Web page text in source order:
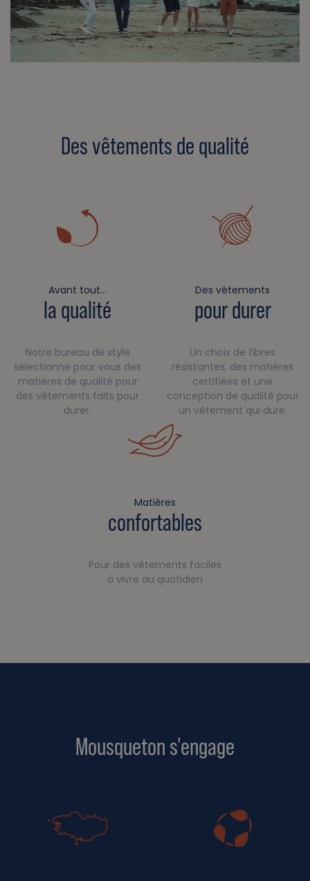
Des vêtements de qualité
Avant tout…
la qualité
Notre bureau de style
sélectionne pour vous des
matières de qualité pour
des vêtements faits pour
durer.
Des vêtements
pour durer
Un choix de fibres
résistantes, des matières
certifiées et une
conception de qualité pour
un vêtement qui dure.
Matières
confortables
Pour des vêtements faciles
à vivre au quotidien
Mousqueton s'engage